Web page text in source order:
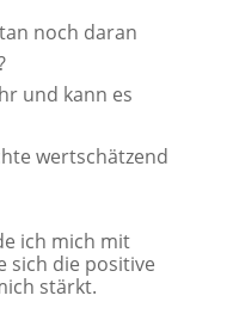
noch daran
und kann es
wertschätzend
ich mich mit
sich die positive
stärkt.